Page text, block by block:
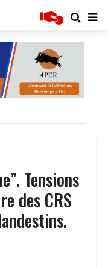
Tensions
des CRS